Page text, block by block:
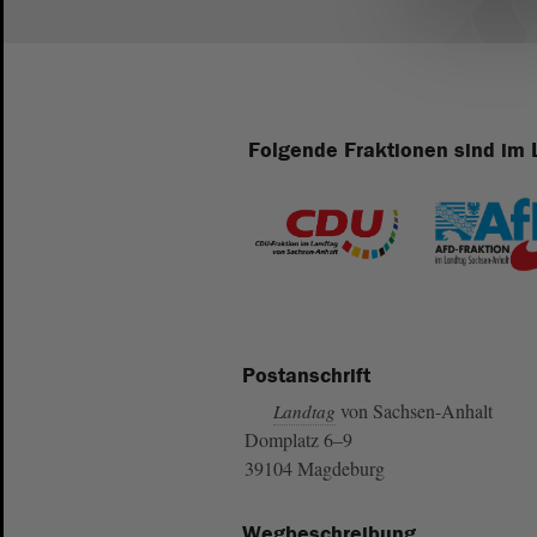
Folgende Fraktionen sind im
Postanschrift
Landtag von Sachsen-Anhalt
Domplatz 6–9
39104 Magdeburg